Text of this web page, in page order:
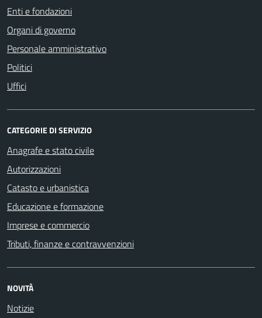
Enti e fondazioni
Organi di governo
Personale amministrativo
Politici
Uffici
CATEGORIE DI SERVIZIO
Anagrafe e stato civile
Autorizzazioni
Catasto e urbanistica
Educazione e formazione
Imprese e commercio
Tributi, finanze e contravvenzioni
NOVITÀ
Notizie